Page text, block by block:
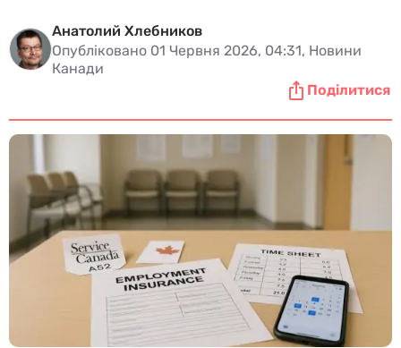
Анатолий Хлебников
Опубліковано 01 Червня 2026, 04:31, Новини
Канади
Поділитися